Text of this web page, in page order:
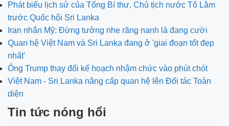
Phát biểu lịch sử của Tổng Bí thư, Chủ tịch nước Tô Lâm
trước Quốc hội Sri Lanka
Iran nhắn Mỹ: Đừng tưởng nhe răng nanh là đang cười
Quan hệ Việt Nam và Sri Lanka đang ở 'giai đoạn tốt đẹp
nhất'
Ông Trump thay đổi kế hoạch nhậm chức vào phút chót
Việt Nam - Sri Lanka nâng cấp quan hệ lên Đối tác Toàn
diện
Tin tức nóng hổi